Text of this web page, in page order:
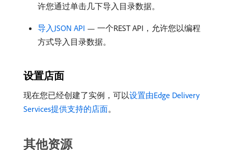
许您通过单击几下导入目录数据。
导入JSON API — 一个REST API，允许您以编程
方式导入目录数据。
设置店面
现在您已经创建了实例，可以设置由Edge Delivery
Services提供支持的店面。
其他资源